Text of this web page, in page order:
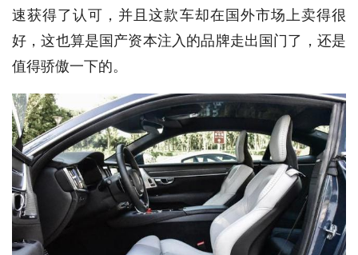
速获得了认可，并且这款车却在国外市场上卖得很
好，这也算是国产资本注入的品牌走出国门了，还是
值得骄傲一下的。